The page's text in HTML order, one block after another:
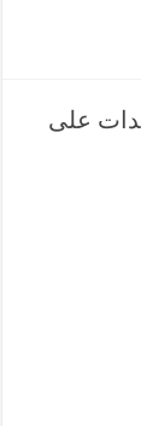
على